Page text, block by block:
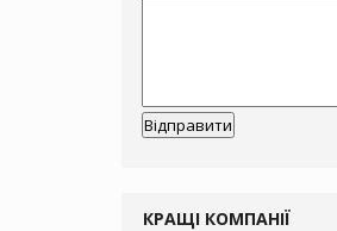
КРАЩІ КОМПАНІЇ